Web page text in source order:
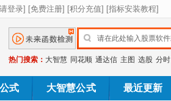
热门搜索： 大智慧 同花顺 通达信 主图 选股 分时
式 大智慧公式 最近更新